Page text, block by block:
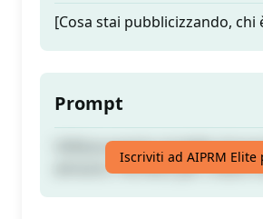
[Cosa stai pubblicizzando,
Prompt
Utilizza questo modello di
annunci. Perfetto per creare
Iscriviti ad AIPRM